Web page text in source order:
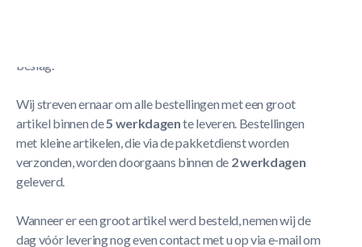
beslag.
Wij streven ernaar om alle bestellingen met een groot
artikel binnen de5 werkdagente leveren. Bestellingen
met kleine artikelen, die via de pakketdienst worden
verzonden, worden doorgaans binnen de 2 werkdagen
geleverd.
Wanneer er een groot artikel werd besteld, nemen wij de
dag vóór levering nog even contact met u op via e-mail om